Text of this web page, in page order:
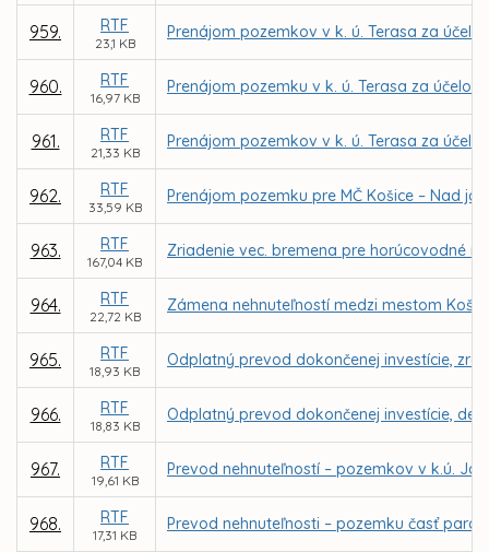
959. RTF
23,1 KB
Prenájom pozemkov v k. ú. Terasa za
960. RTF
16,97 KB
Prenájom pozemku v k. ú. Terasa za
961. RTF
21,33 KB
Prenájom pozemkov v k. ú. Terasa za
962. RTF
33,59 KB
Prenájom pozemku pre MČ Košice – Nad
963. RTF
167,04 KB
Zriadenie vec. bremena pre horúcovodné
964. RTF
22,72 KB
Zámena nehnuteľností medzi mestom
965. RTF
18,93 KB
Odplatný prevod dokončenej investície,
966. RTF
18,83 KB
Odplatný prevod dokončenej investície,
967. RTF
19,61 KB
Prevod nehnuteľností – pozemkov v k.ú.
968. RTF
17,31 KB
Prevod nehnuteľnosti – pozemku časť parc.